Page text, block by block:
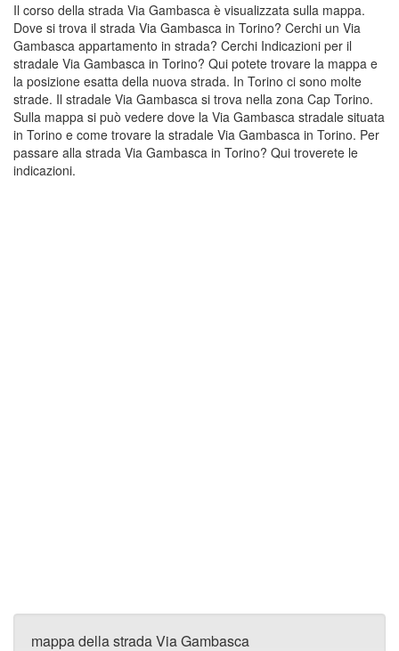
Il corso della strada Via Gambasca è visualizzata sulla mappa.
Dove si trova il strada Via Gambasca in Torino? Cerchi un Via
Gambasca appartamento in strada? Cerchi Indicazioni per il
stradale Via Gambasca in Torino? Qui potete trovare la mappa e
la posizione esatta della nuova strada. In Torino ci sono molte
strade. Il stradale Via Gambasca si trova nella zona Cap Torino.
Sulla mappa si può vedere dove la Via Gambasca stradale situata
in Torino e come trovare la stradale Via Gambasca in Torino. Per
passare alla strada Via Gambasca in Torino? Qui troverete le
indicazioni.
mappa della strada Via Gambasca